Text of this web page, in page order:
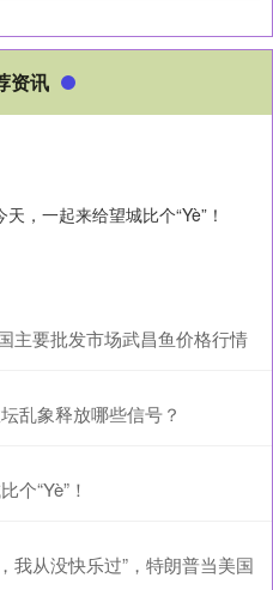
资讯
，一起来给望城比个“Yè”！
主要批发市场武昌鱼价格行情
乱象释放哪些信号？
个“Yè”！
我从没快乐过”，特朗普当美国